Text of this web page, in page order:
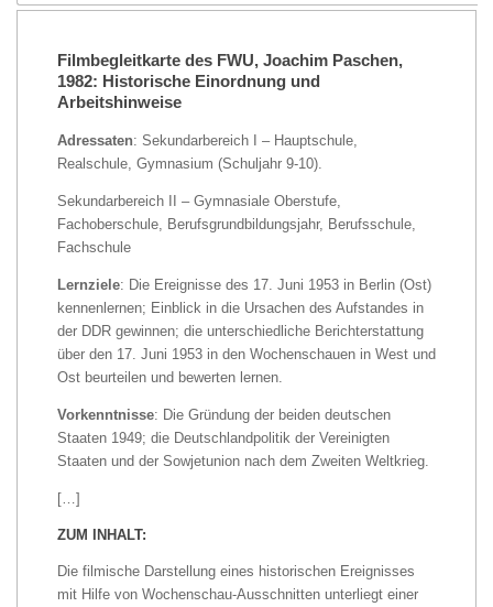
Filmbegleitkarte des FWU, Joachim Paschen,
1982: Historische Einordnung und
Arbeitshinweise
Adressaten: Sekundarbereich I – Hauptschule,
Realschule, Gymnasium (Schuljahr 9-10).
Sekundarbereich II – Gymnasiale Oberstufe,
Fachoberschule, Berufsgrundbildungsjahr, Berufsschule,
Fachschule
Lernziele: Die Ereignisse des 17. Juni 1953 in Berlin (Ost)
kennenlernen; Einblick in die Ursachen des Aufstandes in
der DDR gewinnen; die unterschiedliche Berichterstattung
über den 17. Juni 1953 in den Wochenschauen in West und
Ost beurteilen und bewerten lernen.
Vorkenntnisse: Die Gründung der beiden deutschen
Staaten 1949; die Deutschlandpolitik der Vereinigten
Staaten und der Sowjetunion nach dem Zweiten Weltkrieg.
[…]
ZUM INHALT:
Die filmische Darstellung eines historischen Ereignisses
mit Hilfe von Wochenschau-Ausschnitten unterliegt einer